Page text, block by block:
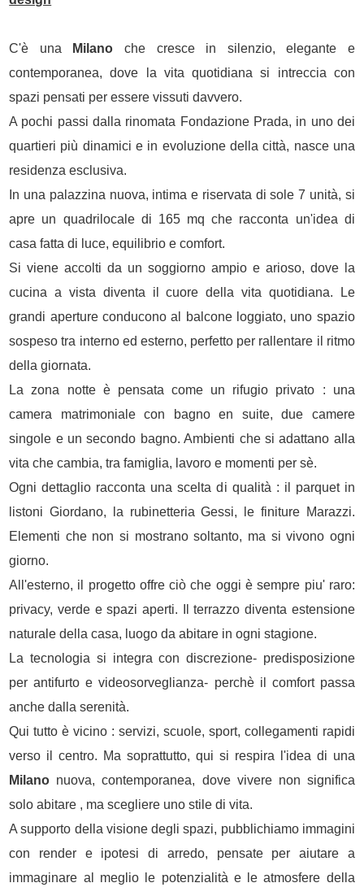
C'è una Milano che cresce in silenzio, elegante e
contemporanea, dove la vita quotidiana si intreccia con
spazi pensati per essere vissuti davvero.
A pochi passi dalla rinomata Fondazione Prada, in uno dei
quartieri più dinamici e in evoluzione della città, nasce una
residenza esclusiva.
In una palazzina nuova, intima e riservata di sole 7 unità, si
apre un quadrilocale di 165 mq che racconta un'idea di
casa fatta di luce, equilibrio e comfort.
Si viene accolti da un soggiorno ampio e arioso, dove la
cucina a vista diventa il cuore della vita quotidiana. Le
grandi aperture conducono al balcone loggiato, uno spazio
sospeso tra interno ed esterno, perfetto per rallentare il ritmo
della giornata.
La zona notte è pensata come un rifugio privato : una
camera matrimoniale con bagno en suite, due camere
singole e un secondo bagno. Ambienti che si adattano alla
vita che cambia, tra famiglia, lavoro e momenti per sè.
Ogni dettaglio racconta una scelta di qualità : il parquet in
listoni Giordano, la rubinetteria Gessi, le finiture Marazzi.
Elementi che non si mostrano soltanto, ma si vivono ogni
giorno.
All'esterno, il progetto offre ciò che oggi è sempre piu' raro:
privacy, verde e spazi aperti. Il terrazzo diventa estensione
naturale della casa, luogo da abitare in ogni stagione.
La tecnologia si integra con discrezione- predisposizione
per antifurto e videosorveglianza- perchè il comfort passa
anche dalla serenità.
Qui tutto è vicino : servizi, scuole, sport, collegamenti rapidi
verso il centro. Ma soprattutto, qui si respira l'idea di una
Milano nuova, contemporanea, dove vivere non significa
solo abitare , ma scegliere uno stile di vita.
A supporto della visione degli spazi, pubblichiamo immagini
con render e ipotesi di arredo, pensate per aiutare a
immaginare al meglio le potenzialità e le atmosfere della